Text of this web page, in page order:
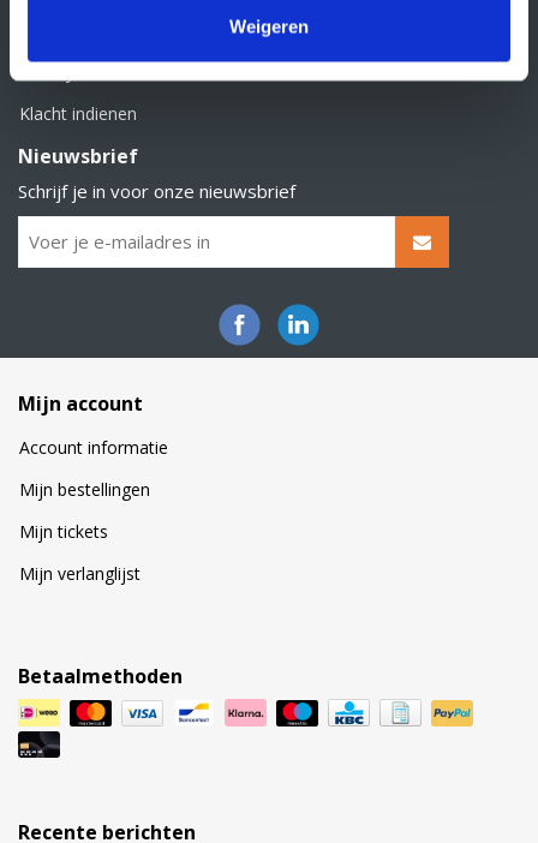
Weigeren
Klacht indienen
Nieuwsbrief
Schrijf je in voor onze nieuwsbrief
Mijn account
Account informatie
Mijn bestellingen
Mijn tickets
Mijn verlanglijst
Betaalmethoden
Recente berichten